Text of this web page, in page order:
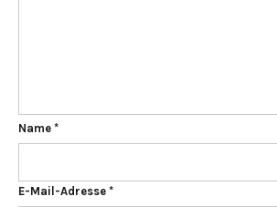
Name *
E-Mail-Adresse *